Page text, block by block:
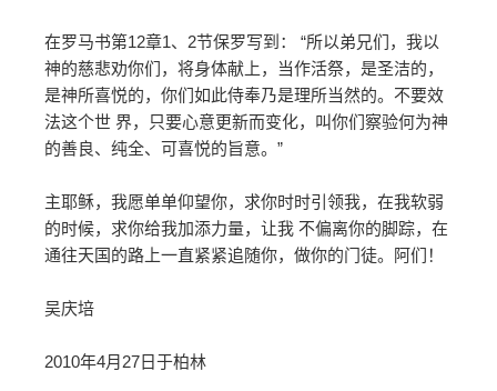
在罗马书第12章1、2节保罗写到： “所以弟兄们，我以
神的慈悲劝你们，将身体献上，当作活祭，是圣洁的，
是神所喜悦的，你们如此侍奉乃是理所当然的。不要效
法这个世 界，只要心意更新而变化，叫你们察验何为神
的善良、纯全、可喜悦的旨意。”
主耶稣，我愿单单仰望你，求你时时引领我，在我软弱
的时候，求你给我加添力量，让我 不偏离你的脚踪，在
通往天国的路上一直紧紧追随你，做你的门徒。阿们！
吴庆培
2010年4月27日于柏林